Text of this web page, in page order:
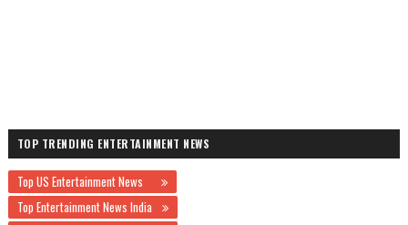
TOP TRENDING ENTERTAINMENT NEWS
Top US Entertainment News
Top Entertainment News India